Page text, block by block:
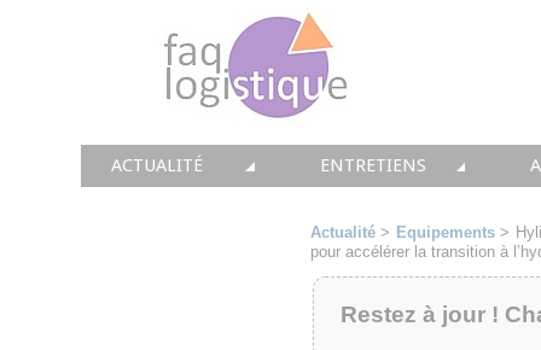
ACTUALITÉ ENTRETIENS
• TRANSPORT
Actualité > Equipements>
pour accélérer la transition à
Restez à jour !